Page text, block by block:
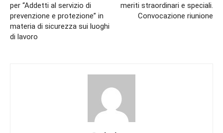
per “Addetti al servizio di
prevenzione e protezione” in
materia di sicurezza sui luoghi
di lavoro
meriti straordinari e speciali.
Convocazione riunione